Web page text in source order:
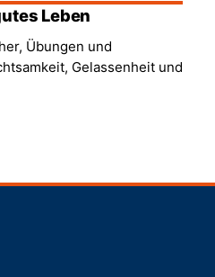
Leben
Übungen und
Gelassenheit und